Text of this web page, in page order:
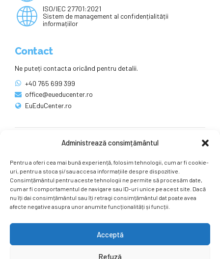
Administrează consimțământul
Pentru a oferi cea mai bună experiență, folosim tehnologii, cum ar fi cookie-
uri, pentru a stoca și/sau accesa informațiile despre dispozitive.
Consimțământul pentru aceste tehnologii ne permite să procesăm date,
cum ar fi comportamentul de navigare sau ID-uri unice pe acest site. Dacă
nu îți dai consimțământul sau îți retragi consimțământul dat poate avea
afecte negative asupra unor anumite funcționalități și funcții.
Acceptă
Refuză
ISO/IEC 27701:2021
Sistem de management al confidențialității
informațiilor
Contact
Ne puteți contacta oricând pentru detalii.
+40 765 699 399
office@eueducenter.ro
EuEduCenter.ro
Ne puteți găsi și pe rețelele sociale.